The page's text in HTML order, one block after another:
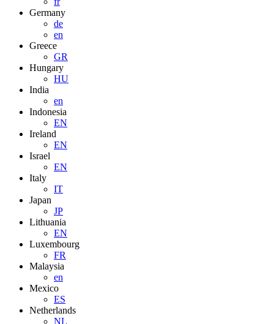
Germany
de
en
Greece
GR
Hungary
HU
India
en
Indonesia
EN
Ireland
EN
Israel
EN
Italy
IT
Japan
JP
Lithuania
EN
Luxembourg
FR
Malaysia
en
Mexico
ES
Netherlands
NL